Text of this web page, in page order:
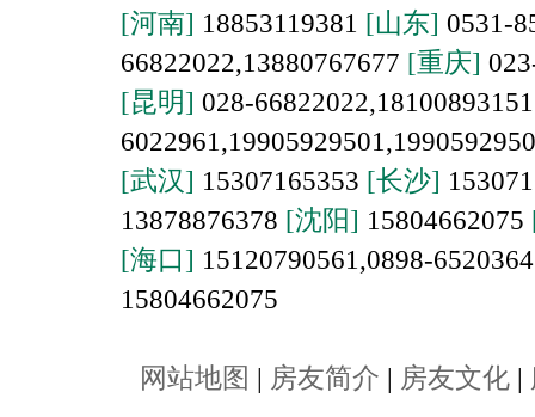
[河南] 18853119381 [山东] 0531-
66822022,13880767677 [重庆]
[昆明] 028-
[武汉] 15307165353 [长沙]
13878876378 [沈阳] 15804662075
[海口] 15120790561,0898-
15804662075
网站地图 | 房友简介 | 房友文化 |